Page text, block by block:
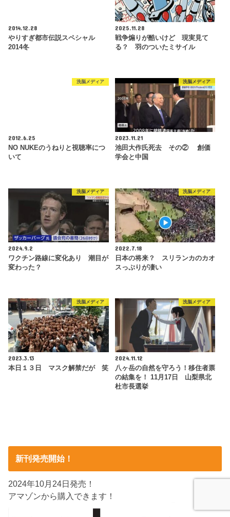
2014.12.28
やりすぎ都市伝説スペシャル
2014冬
2025.11.28
戦争煽りが酷いけど 現実見て
る？ 羽のついたミサイル
洗脳メディア
2012.6.25
NO NUKEのうねりと視聴率につ
いて
洗脳メディア
2023.11.21
池田大作氏死去 その② 創価
学会と中国
洗脳メディア
2024.9.2
ワクチン路線に変化あり 潮目が
変わった？
洗脳メディア
2022.7.18
日本の将来？ スリランカのカオ
スっぷりが凄い
洗脳メディア
2023.3.13
本日１３日 マスク解禁だが 笑
洗脳メディア
2024.11.12
八ヶ岳の自然を守ろう！移住者票
の結集を！ 11月17日 山梨県北
杜市長選挙
新刊発売開始！
2024年10月24日発売！
アマゾンから購入できます！